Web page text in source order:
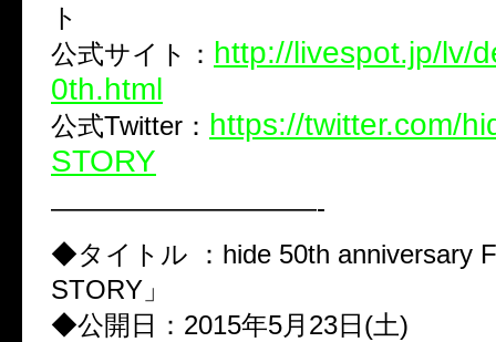
ト
公式サイト： http://livespot.jp/lv/
0th.html
公式Twitter： https://twitter.com/
STORY
——————————-
◆タイトル ：hide 50th anniversary
STORY」
◆公開日：2015年5月23日(土)